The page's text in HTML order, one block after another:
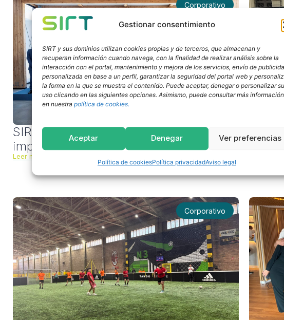
Gestionar consentimiento
SIRT y sus dominios utilizan cookies propias y de terceros, que almacenan y
recuperan información cuando navega, con la finalidad de realizar análisis sobre la
interacción con el portal, mantenimiento y mejora de los servicios, envío de
personalizada en base a un perfil, garantizar la seguridad del portal web y
la forma en la que se muestra el contenido. Puede aceptar, denegar o personalizar su
uso clicando en las siguientes opciones. Asimismo, puede consultar más información
en nuestra política de cookies.
Aceptar Denegar Ver preferencias
Política de cookiesPolítica privacidadAviso legal
Corporativo
SIRT participa junto a Indra Group en el
impulso tecnológico de Cataluña
Leer más
Corporativo